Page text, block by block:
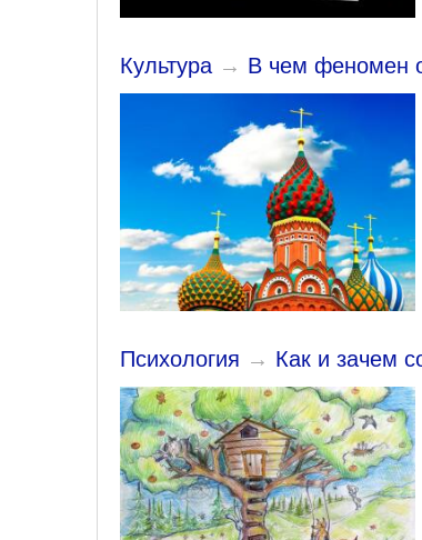
Культура → В чем феномен
Психология → Как и зачем